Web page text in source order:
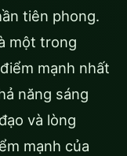
tiên phong.
một trong
mạnh nhất
năng sáng
và lòng
mạnh của